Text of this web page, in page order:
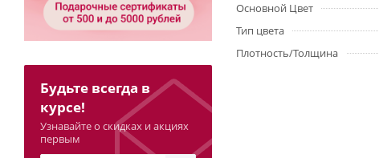
Основной Цвет
Тип цвета
Плотность/Толщина
Будьте всегда в
курсе!
Узнавайте о скидках и акциях
первым